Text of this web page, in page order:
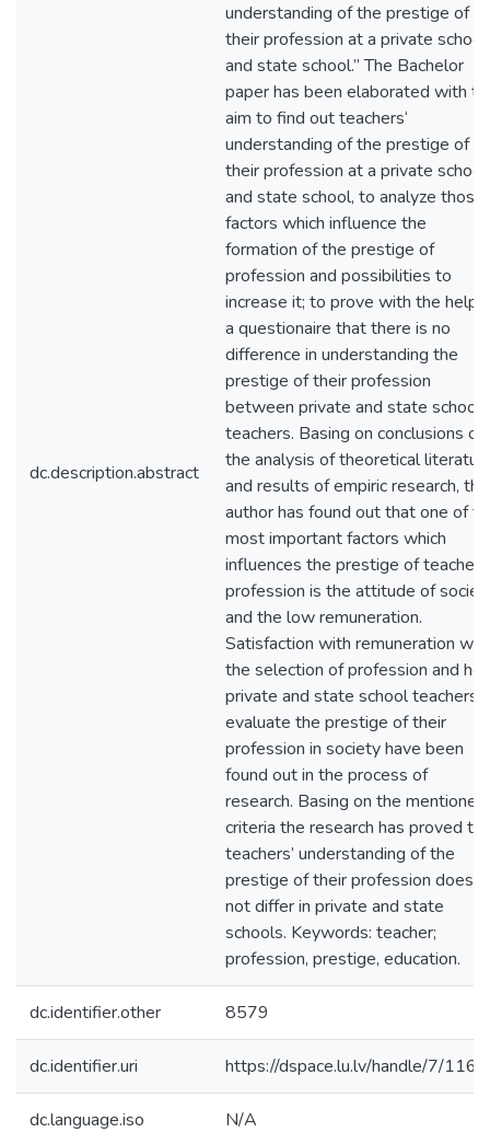
dc.description.abstract
understanding of the prestige of
their profession at a private school
and state school.” The Bachelor
paper has been elaborated with
aim to find out teachers‘
understanding of the prestige of
their profession at a private school
and state school, to analyze those
factors which influence the
formation of the prestige of
profession and possibilities to
increase it; to prove with the help
a questionaire that there is no
difference in understanding the
prestige of their profession
between private and state school
teachers. Basing on conclusions of
the analysis of theoretical
and results of empiric research, the
author has found out that one of
most important factors which
influences the prestige of
profession is the attitude of
and the low remuneration.
Satisfaction with remuneration
the selection of profession and
private and state school teachers
evaluate the prestige of their
profession in society have been
found out in the process of
research. Basing on the mentioned
criteria the research has proved
teachers’ understanding of the
prestige of their profession does
not differ in private and state
schools. Keywords: teacher;
profession, prestige, education.
dc.identifier.other 8579
dc.identifier.uri https://dspace.lu.lv/handle/7/
dc.language.iso N/A